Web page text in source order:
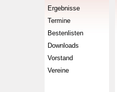
Ergebnisse
Termine
Bestenlisten
Downloads
Vorstand
Vereine